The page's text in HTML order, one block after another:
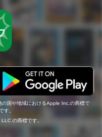
国や地域におけるApple Inc.の商標で
す。
の商標です。